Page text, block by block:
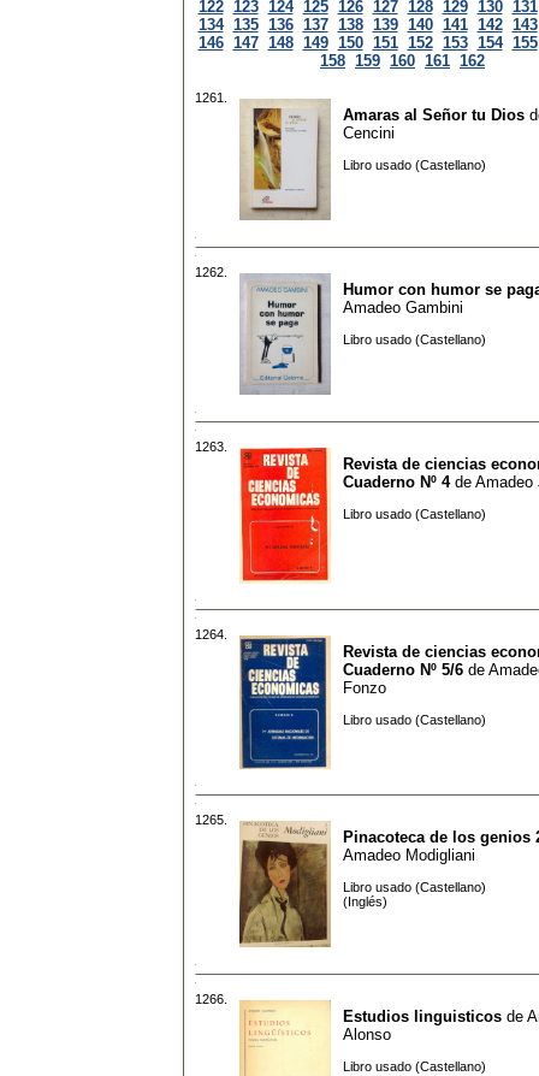
122 123 124 125 126 127 128 129 130 131
134 135 136 137 138 139 140 141 142 143
146 147 148 149 150 151 152 153 154 155
158 159 160 161 162
1261.
Amaras al Señor tu Dios
Cencini
Libro usado (Castellano)
1262.
Humor con humor se
Amadeo Gambini
Libro usado (Castellano)
1263.
Revista de ciencias
Cuaderno Nº 4de Amadeo
Libro usado (Castellano)
1264.
Revista de ciencias
Cuaderno Nº 5/6 de
Fonzo
Libro usado (Castellano)
1265.
Pinacoteca de los genios
Amadeo Modigliani
Libro usado (Castellano)
(Inglés)
1266.
Estudios linguisticos de
Alonso
Libro usado (Castellano)